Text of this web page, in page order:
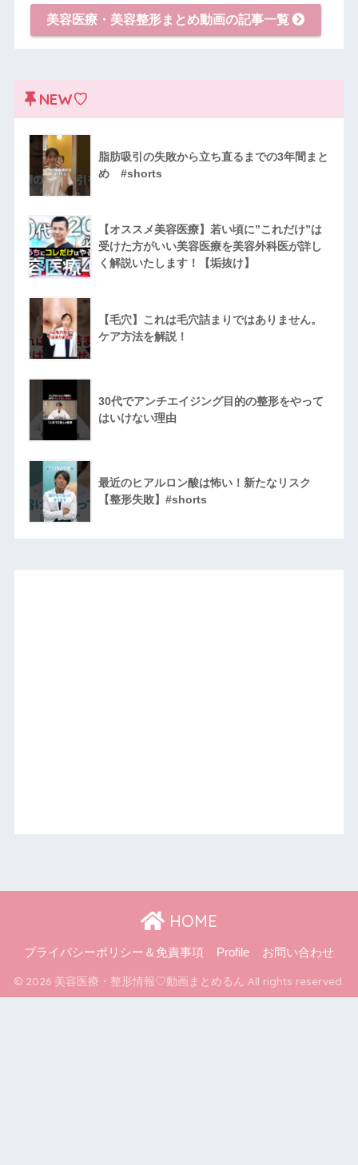
美容医療・美容整形まとめ動画の記事一覧
NEW♡
脂肪吸引の失敗から立ち直るまでの3年間まと
め #shorts
【オススメ美容医療】若い頃に”これだけ”は
受けた方がいい美容医療を美容外科医が詳し
く解説いたします！【垢抜け】
【毛穴】これは毛穴詰まりではありません。
ケア方法を解説！
30代でアンチエイジング目的の整形をやって
はいけない理由
最近のヒアルロン酸は怖い！新たなリスク
【整形失敗】#shorts
HOME
プライバシーポリシー＆免責事項 Profile お問い合わせ
© 2026 美容医療・整形情報♡動画まとめるん All rights reserved.